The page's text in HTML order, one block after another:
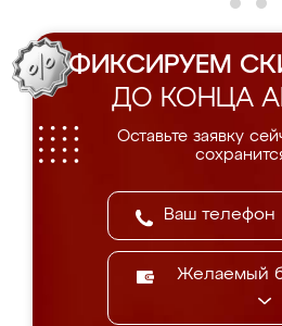
ФИКСИРУЕМ
ДО КОНЦА
Оставьте заявку
Желаемый